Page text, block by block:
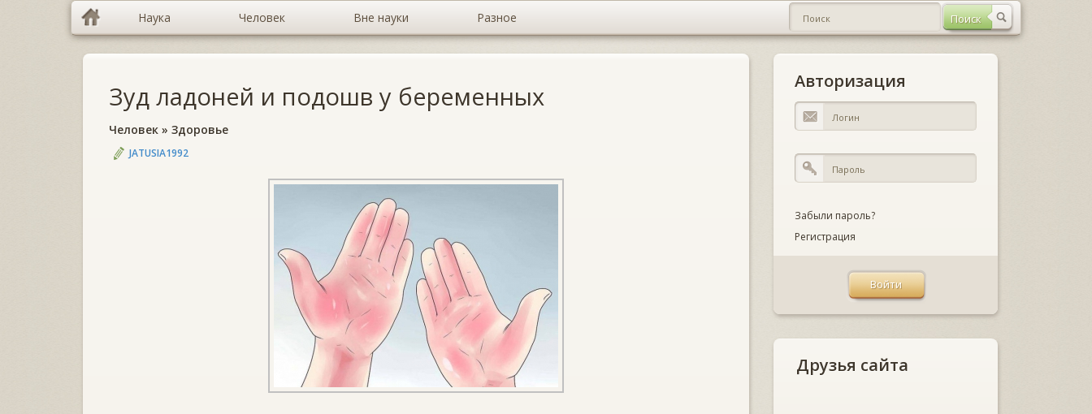
Наука Человек Вне науки Разное
Зуд ладоней и подошв у беременных
Человек » Здоровье
JATUSIA1992
Авторизация
Забыли пароль?
Регистрация
Друзья сайта